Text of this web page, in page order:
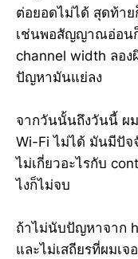
ต่อยอดไม่ได้ สุดท้
เช่นพอสัญญาณอ่อน
channel width ลอง
ปัญหามันแย่ลง
จากวันนั้นถึงวันนี้ ผ
Wi-Fi ไม่ได้ มันมีปัจ
ไม่เกี่ยวอะไรกับ
ไงก็ไม่จบ
ถ้าไม่นับปัญหาจาก
และไม่เสถียรที่ผมเ